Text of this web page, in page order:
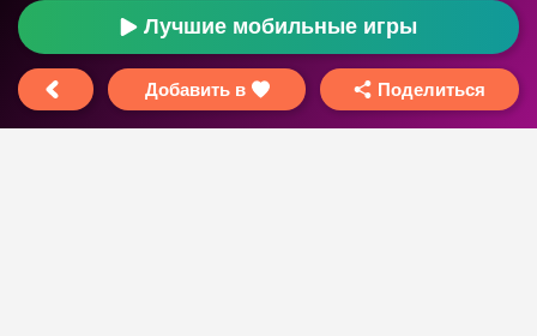
Лучшие мобильные игры
Добавить в Поделиться